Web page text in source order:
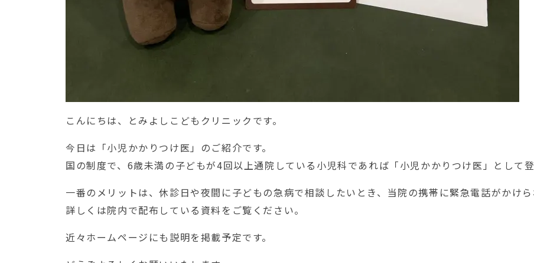
こんにちは、とみよしこどもクリニックです。
今日は「小児かかりつけ医」のご紹介です。
国の制度で、6歳未満の子どもが4回以上通院している小児科であれば「小児かかりつけ医」として登
一番のメリットは、休診日や夜間に子どもの急病で相談したいとき、当院の携帯に緊急電話がかけら
詳しくは院内で配布している資料をご覧ください。
近々ホームページにも説明を掲載予定です。